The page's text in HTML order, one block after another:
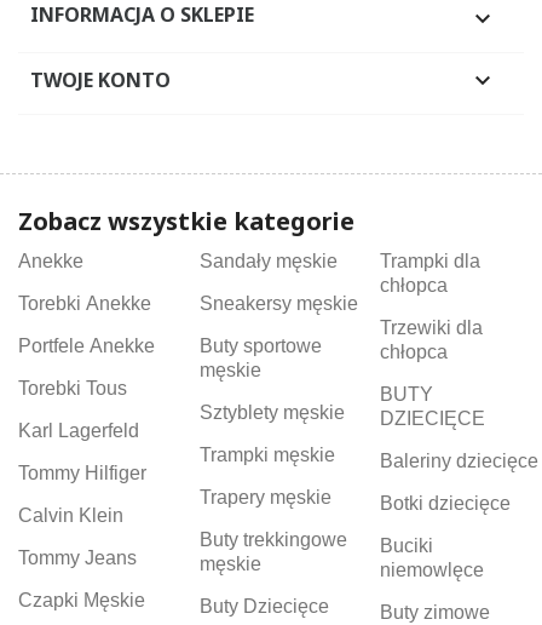
INFORMACJA O SKLEPIE 
TWOJE KONTO 
Zobacz wszystkie kategorie
Anekke
Torebki Anekke
Portfele Anekke
Torebki Tous
Karl Lagerfeld
Tommy Hilfiger
Calvin Klein
Tommy Jeans
Czapki Męskie
Sandały męskie
Sneakersy męskie
Buty sportowe
męskie
Sztyblety męskie
Trampki męskie
Trapery męskie
Buty trekkingowe
męskie
Buty Dziecięce
Trampki dla
chłopca
Trzewiki dla
chłopca
BUTY
DZIECIĘCE
Baleriny dziecięce
Botki dziecięce
Buciki
niemowlęce
Buty zimowe